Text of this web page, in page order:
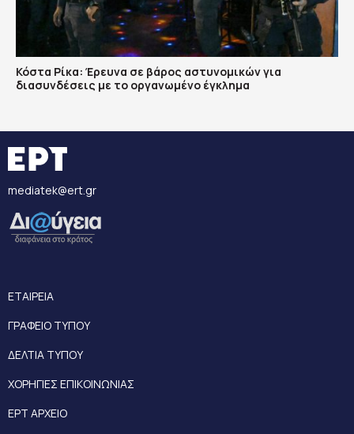
Κόστα Ρίκα: Έρευνα σε βάρος αστυνομικών για
διασυνδέσεις με το οργανωμένο έγκλημα
mediatek@ert.gr
ΕΤΑΙΡΕΙΑ
ΓΡΑΦΕΙΟ ΤΥΠΟΥ
ΔΕΛΤΙΑ ΤΥΠΟΥ
ΧΟΡΗΓΙΕΣ ΕΠΙΚΟΙΝΩΝΙΑΣ
ΕΡΤ ΑΡΧΕΙΟ